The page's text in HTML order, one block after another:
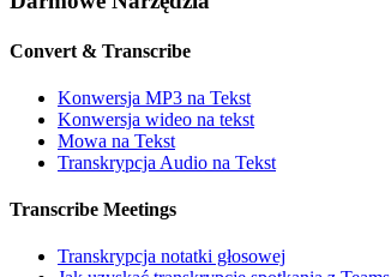
Convert & Transcribe
Konwersja MP3 na Tekst
Konwersja wideo na tekst
Mowa na Tekst
Transkrypcja Audio na Tekst
Transcribe Meetings
Transkrypcja notatki głosowej